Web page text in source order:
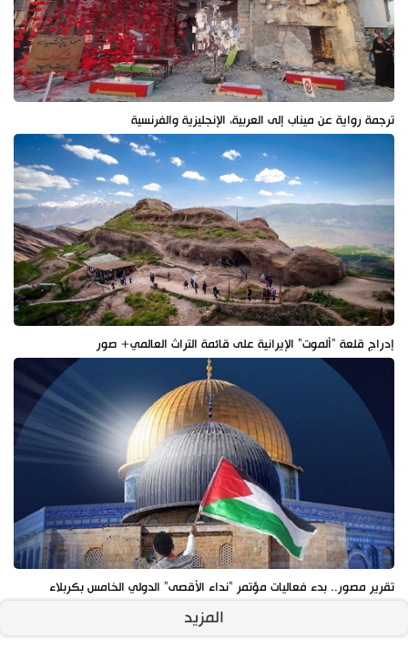
ترجمة رواية عن ميناب إلى العربية، الإنجليزية والفرنسية
إدراج قلعة "ألموت" الإيرانية على قائمة التراث العالمي+ صور
تقرير مصور.. بدء فعاليات مؤتمر "نداء الأقصى" الدولي الخامس بكربلاء
المزيد